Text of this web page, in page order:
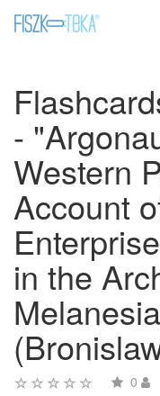
-
Western
Account
in the
0